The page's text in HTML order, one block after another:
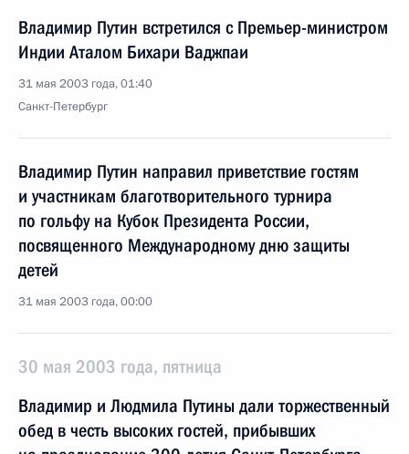
Владимир Путин встретился с Премьер-министром
Индии Аталом Бихари Ваджпаи
31 мая 2003 года, 01:40
Санкт-Петербург
Владимир Путин направил приветствие гостям
и участникам благотворительного турнира
по гольфу на Кубок Президента России,
посвященного Международному дню защиты
детей
31 мая 2003 года, 00:00
30 мая 2003 года, пятница
Владимир и Людмила Путины дали торжественный
обед в честь высоких гостей, прибывших